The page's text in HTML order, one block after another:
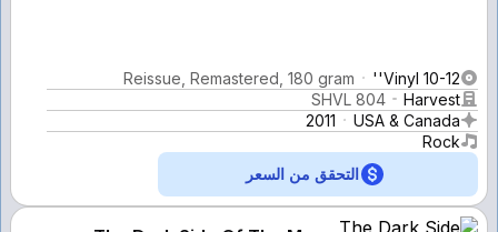
Vinyl 10-12''
Reissue, Remastered, 180 gram
Harvest
SHVL 804
USA & Canada
2011
Rock
التحقق من السعر